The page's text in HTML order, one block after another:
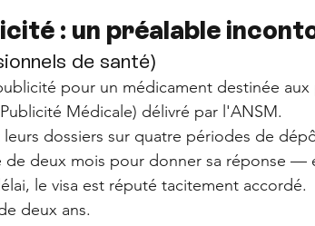
: un préalable
de santé)
pour un médicament destinée
Médicale) délivré par l'ANSM.
dossiers sur quatre périodes de
de deux mois pour donner sa réponse —
le visa est réputé tacitement accordé.
deux ans.